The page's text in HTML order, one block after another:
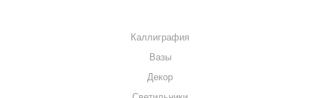
Каллиграфия
Вазы
Декор